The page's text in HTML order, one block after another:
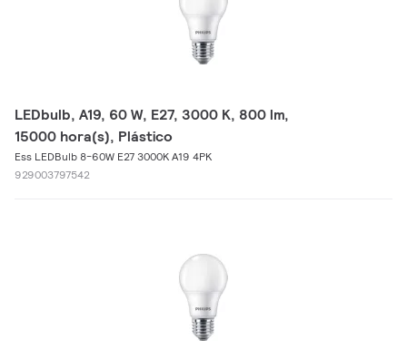
LEDbulb, A19, 60 W, E27, 3000 K, 800 lm,
15000 hora(s), Plástico
Ess LEDBulb 8-60W E27 3000K A19 4PK
929003797542